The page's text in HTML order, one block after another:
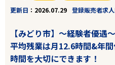
更新日
2026.07.29 登録販売者求
【みどり市】～経験者優
平均残業は月12.6時間&年
時間を大切にできます！